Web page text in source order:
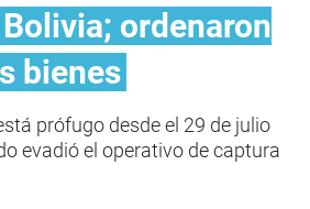
ordenaron
bienes
prófugo desde el 29 de julio
evadió el operativo de captura